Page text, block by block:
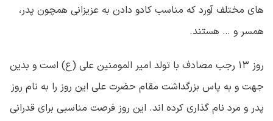
های مختلف آورد که مناسب کادو دادن به عزیزانی همچون پدر،
همسر و … هستند.
روز ۱۳ رجب مصادف با تولد امیر المومنین علی (ع) است و بدین
جهت و به پاس بزرگداشت مقام حضرت علی این روز را به نام روز
پدر و مرد نام گذاری کرده اند. این روز فرصت مناسبی برای قدرانی